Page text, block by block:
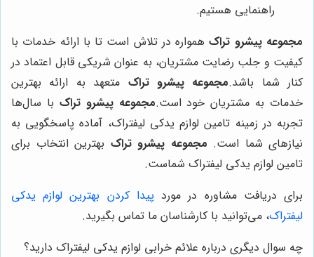
راهنمایی هستیم.
مجموعه پیشرو تراکهمواره در تلاش است تا با ارائه خدمات با
کیفیت و جلب رضایت مشتریان، به عنوان شریکی قابل اعتماد در
کنار شما باشد.مجموعه پیشرو تراک متعهد به ارائه بهترین
خدمات به مشتریان خود است.مجموعه پیشرو تراک با سال‌ها
تجربه در زمینه تامین لوازم یدکی لیفتراک، آماده پاسخگویی به
نیازهای شما است. مجموعه پیشرو تراک بهترین انتخاب برای
تامین لوازم یدکی لیفتراک شماست.
برای دریافت مشاوره در مورد پیدا کردن بهترین لوازم یدکی
لیفتراک، می‌توانید با کارشناسان ما تماس بگیرید.
چه سوال دیگری درباره علائم خرابی لوازم یدکی لیفتراک دارید؟